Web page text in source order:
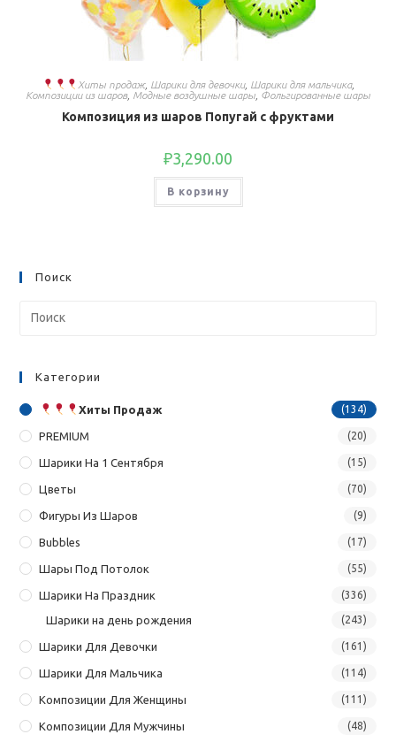
Хиты продаж, Шарики для девочки, Шарики для мальчика,
Композиции из шаров, Модные воздушные шары Фольгированные шары
Композиция из шаров Попугай с фруктами
₽3,290.00
В корзину
Поиск
Категории
Хиты Продаж (134)
PREMIUM (20)
Шарики На 1 Сентября (15)
Цветы (70)
Фигуры Из Шаров (9)
Bubbles (17)
Шары Под Потолок (55)
Шарики На Праздник (336)
Шарики на день рождения (243)
Шарики Для Девочки (161)
Шарики Для Мальчика (114)
Композиции Для Женщины (111)
Композиции Для Мужчины (48)